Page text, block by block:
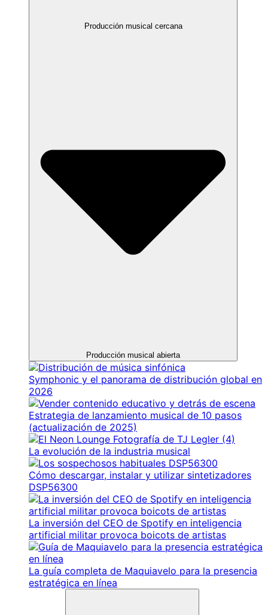
Producción musical cercana
Producción musical abierta
Symphonic y el panorama de distribución global en
2026
Estrategia de lanzamiento musical de 10 pasos
(actualización de 2025)
La evolución de la industria musical
Cómo descargar, instalar y utilizar sintetizadores
DSP56300
La inversión del CEO de Spotify en inteligencia
artificial militar provoca boicots de artistas
La guía completa de Maquiavelo para la presencia
estratégica en línea